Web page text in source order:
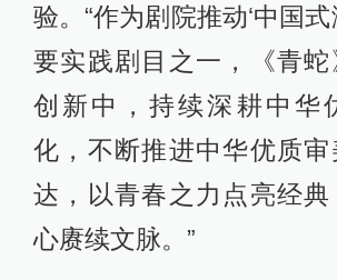
验。“作为剧院推动‘中国式
要实践剧目之一，《青
创新中，持续深耕中华
化，不断推进中华优质
达，以青春之力点亮经典
心赓续文脉。”